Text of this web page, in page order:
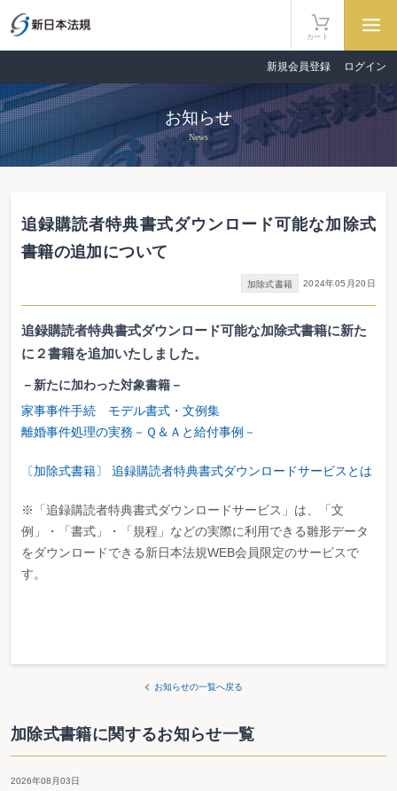
カート
新規会員登録 ログイン
お知らせ
News
追録購読者特典書式ダウンロード可能な加除式
書籍の追加について
加除式書籍 2024年05月20日
追録購読者特典書式ダウンロード可能な加除式書籍に新た
に２書籍を追加いたしました。
－新たに加わった対象書籍－
家事事件手続 モデル書式・文例集
離婚事件処理の実務－Ｑ＆Ａと給付事例－
〔加除式書籍〕 追録購読者特典書式ダウンロードサービスとは
※「追録購読者特典書式ダウンロードサービス」は、「文
例」・「書式」・「規程」などの実際に利用できる雛形データ
をダウンロードできる新日本法規WEB会員限定のサービスで
す。
お知らせの一覧へ戻る
加除式書籍に関するお知らせ一覧
2026年08月03日